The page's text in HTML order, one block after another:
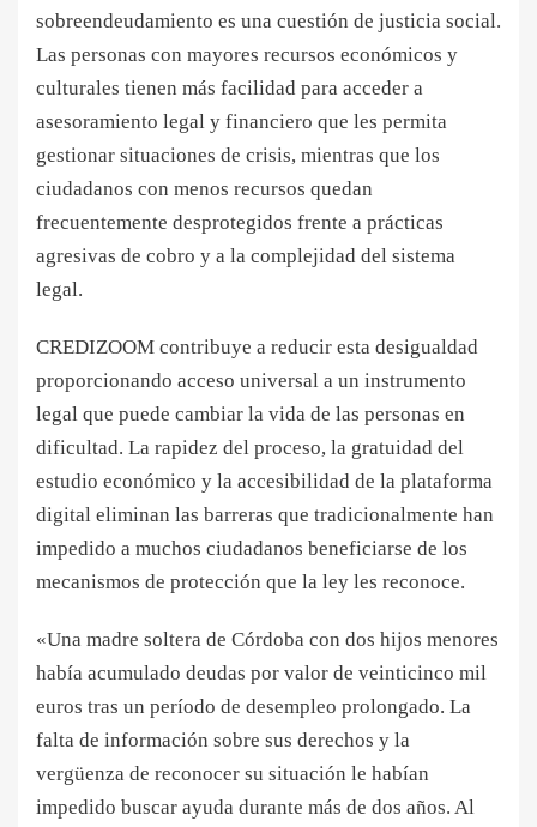
sobreendeudamiento es una cuestión de justicia social.
Las personas con mayores recursos económicos y
culturales tienen más facilidad para acceder a
asesoramiento legal y financiero que les permita
gestionar situaciones de crisis, mientras que los
ciudadanos con menos recursos quedan
frecuentemente desprotegidos frente a prácticas
agresivas de cobro y a la complejidad del sistema
legal.
CREDIZOOM contribuye a reducir esta desigualdad
proporcionando acceso universal a un instrumento
legal que puede cambiar la vida de las personas en
dificultad. La rapidez del proceso, la gratuidad del
estudio económico y la accesibilidad de la plataforma
digital eliminan las barreras que tradicionalmente han
impedido a muchos ciudadanos beneficiarse de los
mecanismos de protección que la ley les reconoce.
«Una madre soltera de Córdoba con dos hijos menores
había acumulado deudas por valor de veinticinco mil
euros tras un período de desempleo prolongado. La
falta de información sobre sus derechos y la
vergüenza de reconocer su situación le habían
impedido buscar ayuda durante más de dos años. Al